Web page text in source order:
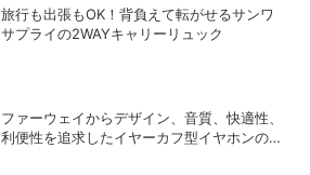
旅行も出張もOK！背負えて転がせるサンワ
サプライの2WAYキャリーリュック
ファーウェイからデザイン、音質、快適性、
利便性を追求したイヤーカフ型イヤホンのフ